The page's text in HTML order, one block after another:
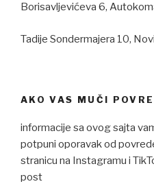
Borisavljevićeva 6,
Tadije Sondermajera 10,
AKO VAS MUČI
informacije sa ovog sajta
potpuni oporavak od
stranicu na Instagramu i
post